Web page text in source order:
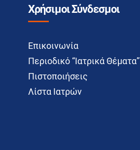
Χρήσιμοι Σύνδεσμοι
Επικοινωνία
Περιοδικό “Ιατρικά Θέματα”
Πιστοποιήσεις
Λίστα Ιατρών